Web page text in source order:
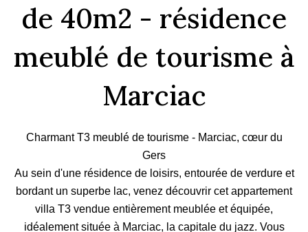
de 40m2 - résidence
meublé de tourisme à
Marciac
Charmant T3 meublé de tourisme - Marciac, cœur du
Gers
Au sein d'une résidence de loisirs, entourée de verdure et
bordant un superbe lac, venez découvrir cet appartement
villa T3 vendue entièrement meublée et équipée,
idéalement située à Marciac, la capitale du jazz. Vous